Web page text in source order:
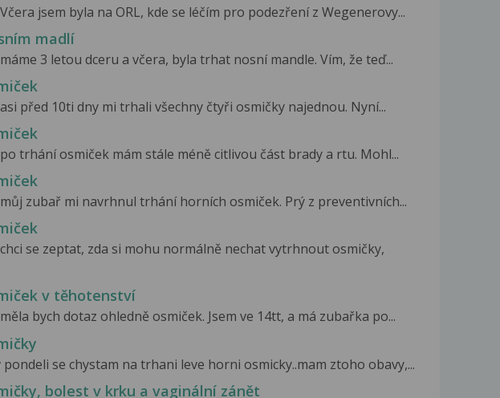
jsem byla na ORL, kde se léčím pro podezření z Wegenerovy...
madlí
3 letou dceru a včera, byla trhat nosní mandle. Vím, že teď...
před 10ti dny mi trhali všechny čtyři osmičky najednou. Nyní...
trhání osmiček mám stále méně citlivou část brady a rtu. Mohl...
zubař mi navrhnul trhání horních osmiček. Prý z preventivních...
se zeptat, zda si mohu normálně nechat vytrhnout osmičky,
v těhotenství
bych dotaz ohledně osmiček. Jsem ve 14tt, a má zubařka po...
se chystam na trhani leve horni osmicky..mam ztoho obavy,...
bolest v krku a vaginální zánět